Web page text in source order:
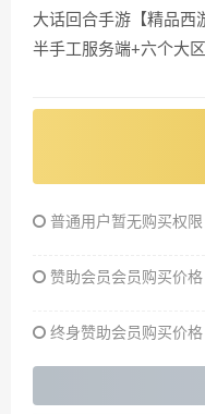
大话回合手游【精品西
半手工服务端+六个大
普通用户暂无购买权限
赞助会员会员购买价格
终身赞助会员购买价格